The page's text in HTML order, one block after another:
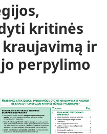
kritinės
ir
perpylimo